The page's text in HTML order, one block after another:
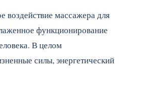
воздействие массажера для
функционирование
В целом
силы, энергетический